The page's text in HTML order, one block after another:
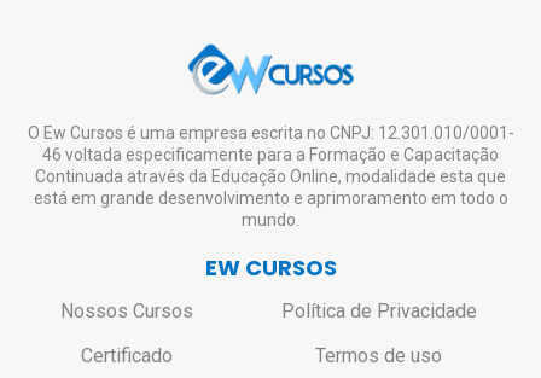
O Ew Cursos é uma empresa escrita no CNPJ: 12.301.010/0001-
46 voltada especificamente para a Formação e Capacitação
Continuada através da Educação Online, modalidade esta que
está em grande desenvolvimento e aprimoramento em todo o
mundo.
EW CURSOS
Nossos Cursos
Certificado
Política de Privacidade
Termos de uso